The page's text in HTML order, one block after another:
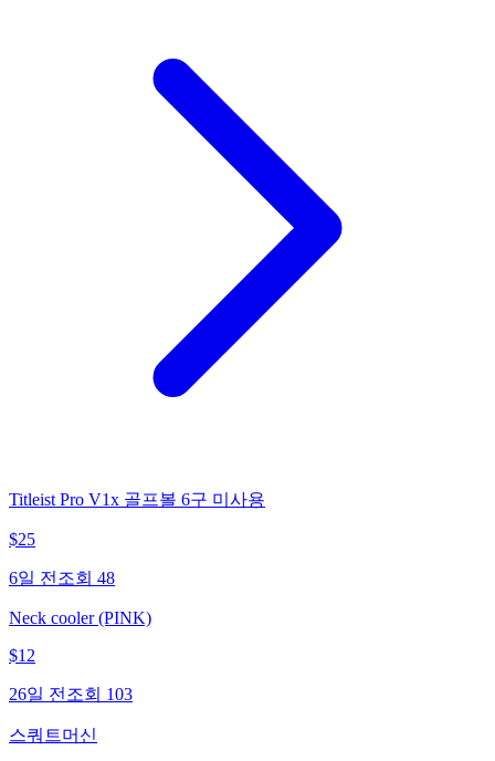
Titleist Pro V1x 골프볼 6구 미사용
$25
6일 전 조회 48
Neck cooler (PINK)
$12
26일 전 조회 103
스쿼트머신